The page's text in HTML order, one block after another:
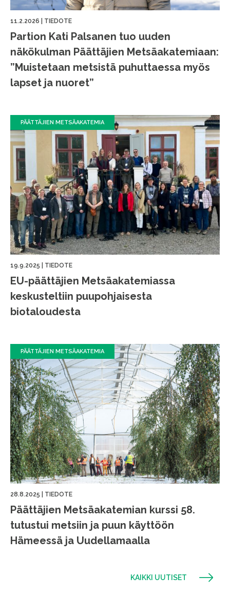
11.2.2026 TIEDOTE
Partion Kati Palsanen tuo uuden
näkökulman Päättäjien Metsäakatemiaan:
”Muistetaan metsistä puhuttaessa myös
lapset ja nuoret”
PÄÄTTÄJIEN METSÄAKATEMIA
19.9.2025 TIEDOTE
EU-päättäjien Metsäakatemiassa
keskusteltiin puupohjaisesta
biotaloudesta
PÄÄTTÄJIEN METSÄAKATEMIA
28.8.2025 TIEDOTE
Päättäjien Metsäakatemian kurssi 58.
tutustui metsiin ja puun käyttöön
Hämeessä ja Uudellamaalla
KAIKKI UUTISET